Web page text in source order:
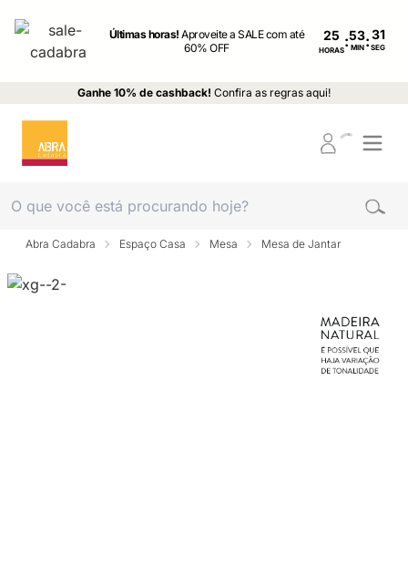
Últimas horas!Aproveite a SALE com até
60% OFF
25
HORAS: MIN : SEG
Ganhe 10% de cashback! Confira as regras aqui!
Abra Cadabra Espaço Casa Mesa Mesa de Jantar